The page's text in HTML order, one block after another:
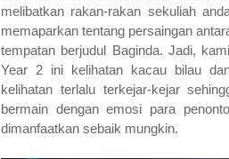
melibatkan rakan-rakan sekuliah
memaparkan tentang persaingan
tempatan berjudul Baginda. Jadi,
Year 2 ini kelihatan kacau bilau
kelihatan terlalu terkejar-kejar
bermain dengan emosi para
dimanfaatkan sebaik mungkin.